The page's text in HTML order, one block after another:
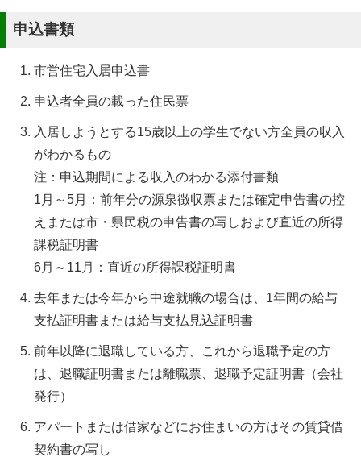
申込書類
市営住宅入居申込書
申込者全員の載った住民票
入居しようとする15歳以上の学生でない方全員の収入
がわかるもの
注：申込期間による収入のわかる添付書類
1月～5月：前年分の源泉徴収票または確定申告書の控
えまたは市・県民税の申告書の写しおよび直近の所得
課税証明書
6月～11月：直近の所得課税証明書
去年または今年から中途就職の場合は、1年間の給与
支払証明書または給与支払見込証明書
前年以降に退職している方、これから退職予定の方
は、退職証明書または離職票、退職予定証明書（会社
発行）
アパートまたは借家などにお住まいの方はその賃貸借
契約書の写し